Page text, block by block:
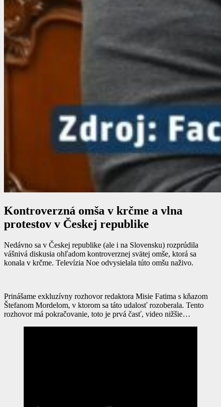
Kontroverzná omša v krčme a vlna
protestov v Českej republike
Nedávno sa v Českej republike (ale i na Slovensku) rozprúdila
vášnivá diskusia ohľadom kontroverznej svätej omše, ktorá sa
konala v krčme. Televízia Noe odvysielala túto omšu naživo.
Prinášame exkluzívny rozhovor redaktora Misie Fatima s kňazom
Štefanom Mordelom, v ktorom sa táto udalosť rozoberala. Tento
rozhovor má pokračovanie, toto je prvá časť, video nižšie…